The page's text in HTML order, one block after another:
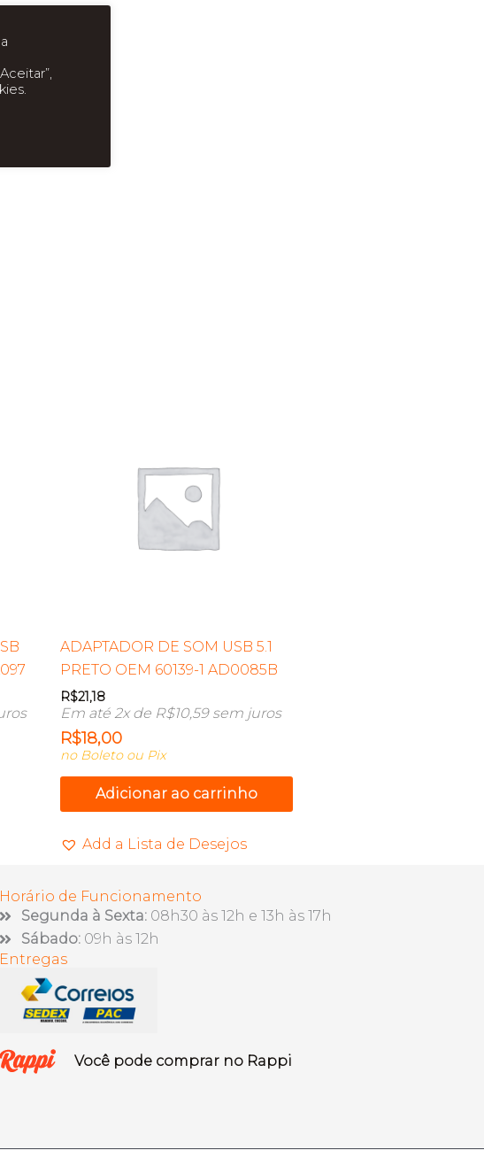
ADAPTADOR DE SOM USB 5.1
PRETO OEM 60139-1 AD0085B
R$21,18
Em até 2x de R$10,59sem juros
R$18,00
no Boleto ou Pix
Adicionar ao carrinho
Add a Lista de Desejos
Horário de Funcionamento
Segunda à Sexta: 08h30 às 12h e 13h às 17h
Sábado: 09h às 12h
Entregas
Você pode comprar no Rappi